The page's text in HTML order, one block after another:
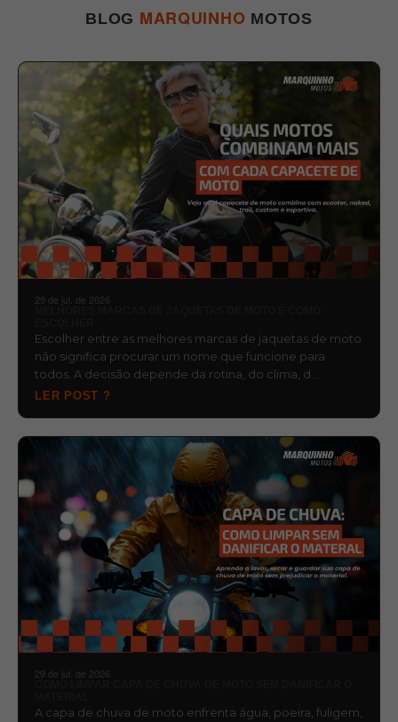
BLOG MARQUINHO MOTOS
29 de jul. de 2026
Escolher entre as melhores marcas de jaquetas de moto
não significa procurar um nome que funcione para
todos. A decisão depende da rotina, do clima, d…
LER POST ?
29 de jul. de 2026
A capa de chuva de moto enfrenta água, poeira, fuligem,